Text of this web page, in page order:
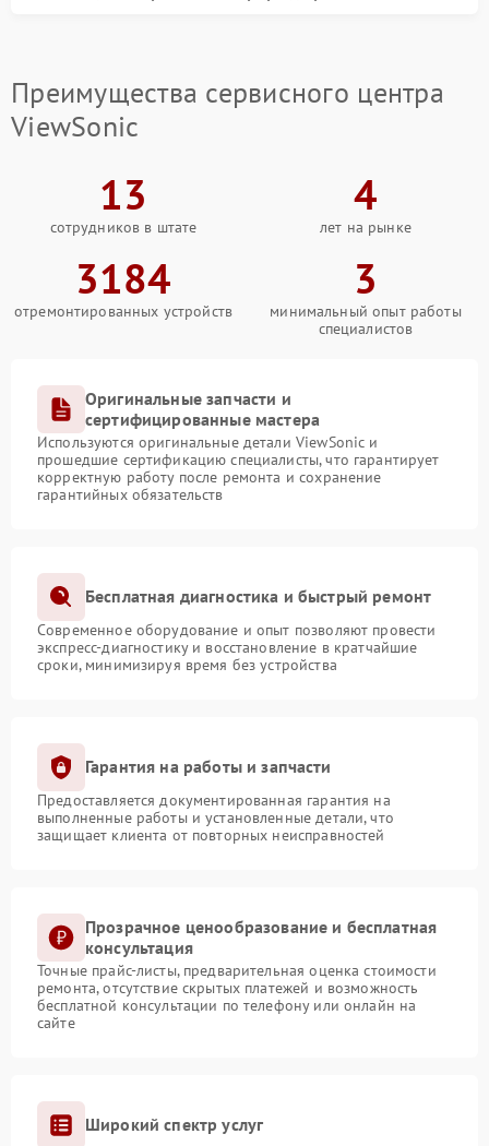
Преимущества сервисного центра
ViewSonic
13
сотрудников в штате
4
лет на рынке
3184
отремонтированных устройств
3
минимальный опыт работы
специалистов
Оригинальные запчасти и
сертифицированные мастера
Используются оригинальные детали ViewSonic и
прошедшие сертификацию специалисты, что гарантирует
корректную работу после ремонта и сохранение
гарантийных обязательств
Бесплатная диагностика и быстрый ремонт
Современное оборудование и опыт позволяют провести
экспресс-диагностику и восстановление в кратчайшие
сроки, минимизируя время без устройства
Гарантия на работы и запчасти
Предоставляется документированная гарантия на
выполненные работы и установленные детали, что
защищает клиента от повторных неисправностей
Прозрачное ценообразование и бесплатная
консультация
Точные прайс-листы, предварительная оценка стоимости
ремонта, отсутствие скрытых платежей и возможность
бесплатной консультации по телефону или онлайн на
сайте
Широкий спектр услуг